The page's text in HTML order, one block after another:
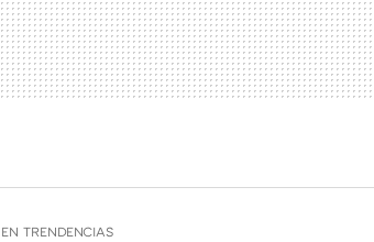
EN TRENDENCIAS